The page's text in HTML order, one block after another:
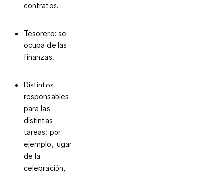
contratos.
Tesorero: se
ocupa de las
finanzas.
Distintos
responsables
para las
distintas
tareas: por
ejemplo, lugar
de la
celebración,